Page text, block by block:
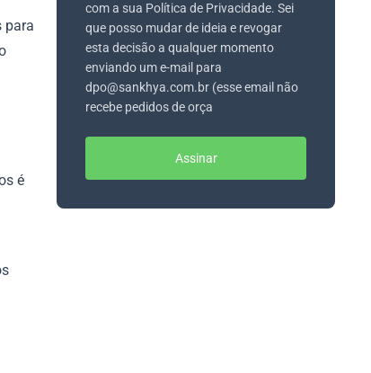
para
é
com a sua Política de Privacidade. Sei
que posso mudar de ideia e revogar
esta decisão a qualquer momento
enviando um e-mail para
dpo@sankhya.com.br (esse email não
recebe pedidos de orça
Assinar